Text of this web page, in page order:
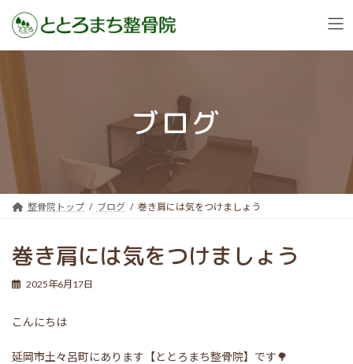
テ
ン
ツ
へ
ゲ
ー
シ
ョ
ブログ
整骨院トップ ブログ 巻き肩には気をつけましょう
巻き肩には気をつけましょう
2025年6月17日
こんにちは
延岡市土々呂町にあります【ととろまち整骨院】です🌳